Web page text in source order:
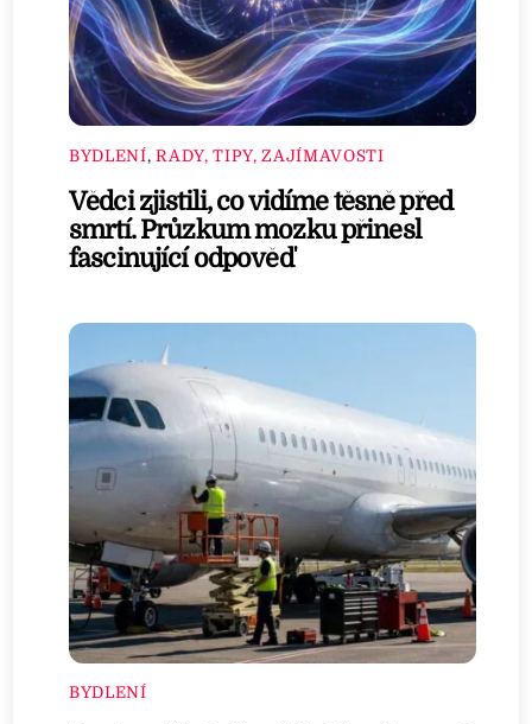
BYDLENÍ,RADY, TIPY, ZAJÍMAVOSTI
Vědci zjistili, co vidíme těsně před
smrtí. Průzkum mozku přinesl
fascinující odpověď
BYDLENÍ